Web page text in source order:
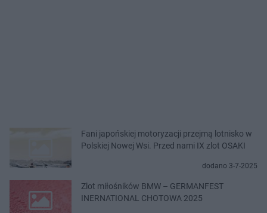
Fani japońskiej motoryzacji przejmą lotnisko w
Polskiej Nowej Wsi. Przed nami IX zlot OSAKI
dodano 3-7-2025
Zlot miłośników BMW – GERMANFEST
INERNATIONAL CHOTOWA 2025